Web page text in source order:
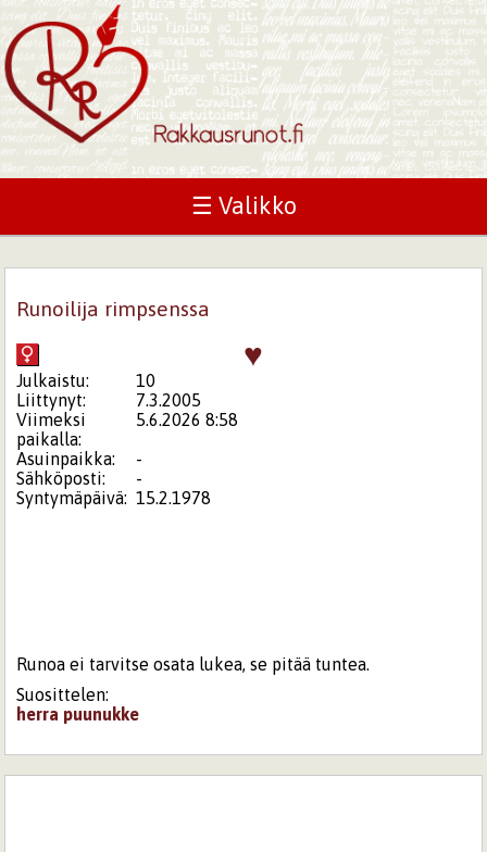
☰ Valikko
Runoilija rimpsenssa
♥
Julkaistu:
10
Liittynyt:
7.3.2005
Viimeksi
paikalla:
5.6.2026 8:58
Asuinpaikka:
-
Sähköposti:
-
Syntymäpäivä: 15.2.1978
Runoa ei tarvitse osata lukea, se pitää tuntea.
Suosittelen:
herra puunukke